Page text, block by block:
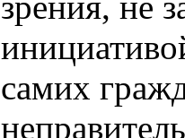
самих